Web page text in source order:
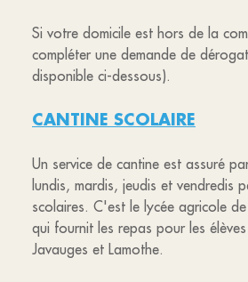
Si votre domicile est hors de la
compléter une demande de
disponible ci-dessous).
CANTINE SCOLAIRE
Un service de cantine est assuré
lundis, mardis, jeudis et vendredis
scolaires. C'est le lycée agricole
qui fournit les repas pour les
Javauges et Lamothe.